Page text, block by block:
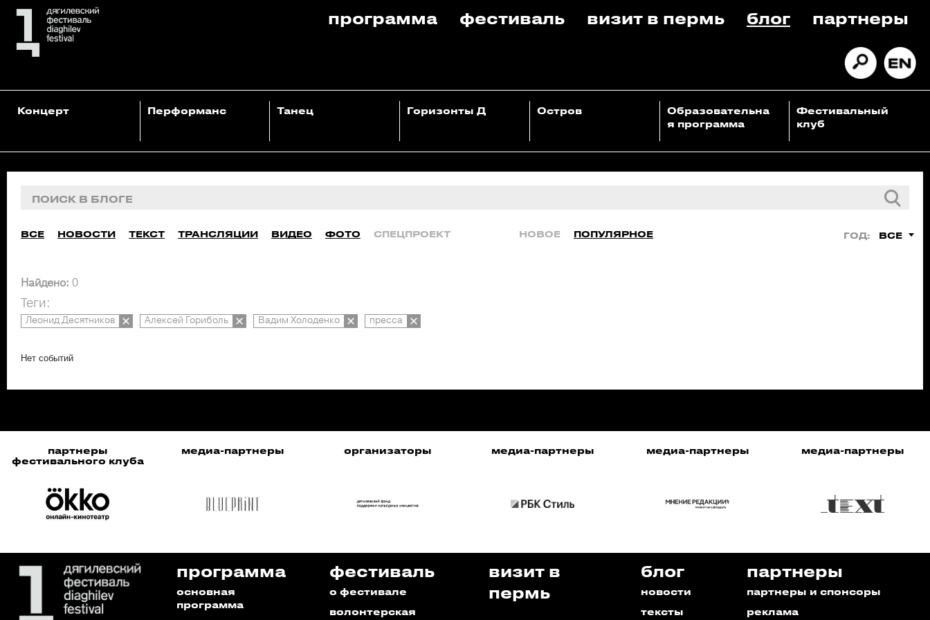
программа фестиваль визит в пермь блог партнеры
Концерт Перформанс Танец Горизонты Д Остров
Образовательна
я программа
Фестивальный
клуб
ВСЕ НОВОСТИ ТЕКСТ ТРАНСЛЯЦИИ ВИДЕО ФОТО СПЕЦПРОЕКТ НОВОЕ ПОПУЛЯРНОЕ ГОД: ВСЕ
Найдено: 0
Теги:
Леонид Десятников Алексей Гориболь Вадим Холоденко пресса
Нет событий
партнеры
фестивального клуба
медиа-партнеры организаторы медиа-партнеры медиа-партнеры медиа-партнеры
программа
основная
программа
фестиваль
о фестивале
волонтерская
визит в
пермь
блог
новости
тексты
партнеры
партнеры и спонсоры
реклама